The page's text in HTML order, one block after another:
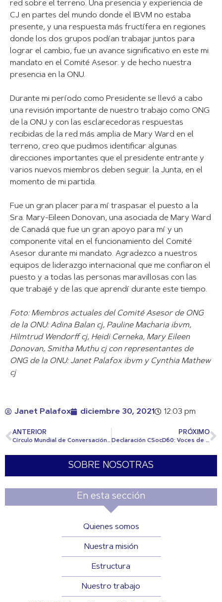
red sobre el terreno. Una presencia y experiencia de
CJ en partes del mundo donde el IBVM no estaba
presente, y una respuesta más fructífera en regiones
donde los dos grupos podían trabajar juntos para
lograr el cambio, fue un avance significativo en este mi
mandato en el Comité Asesor. y de hecho nuestra
presencia en la ONU.
Durante mi período como Presidente se llevó a cabo
una revisión importante de nuestro trabajo como ONG
de la ONU y con las esclarecedoras respuestas
recibidas de la red más amplia de Mary Ward en el
terreno, creo que pudimos identificar algunas
direcciones importantes que el presidente entrante y
varios nuevos miembros deben seguir. la Junta, en el
momento de mi partida.
Fue un gran placer para mí traspasar el puesto a la
Sra. Mary-Eileen Donovan, una asociada de Mary Ward
de Canadá que fue un gran apoyo para mí y un
componente vital en el funcionamiento del Comité
Asesor durante mi mandato. Agradezco a nuestros
equipos de liderazgo internacional que me confiaron el
puesto y a todas las personas maravillosas con las
que trabajé y de las que aprendí durante este tiempo.
Foto: Miembros actuales del Comité Asesor de ONG
de la ONU: Adina Balan cj, Pauline Macharia ibvm,
Hilmtrud Wendorff cj, Heidi Cerneka, Mary Eileen
Donovan, Smitha Muthu cj con representantes de
ONG de la ONU: Janet Palafox ibvm y Cynthia Mathew
cj
Janet Palafox diciembre 30, 2021 12:03 pm
ANTERIOR
Círculo Mundial de Conversación de Niñas sobre el Clima
PRÓXIMO
Declaración CSocD60: Voces de nuestra Red IBVM/CJ
SOBRE NOSOTRAS
En esta sección
Quienes somos
Nuestra misión
Estructura
Nuestro trabajo